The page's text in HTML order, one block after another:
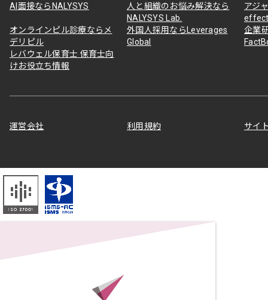
AI面接ならNALYSYS
人と組織のお悩み解決なら
NALYSYS Lab.
アジ
オンラインピル診療ならメ
デリピル
外国人採用ならLeverages
Global
企業
レバウェル保育士 保育士向
けお役立ち情報
運営会社 利用規約 サイ